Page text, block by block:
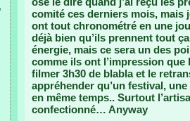
comité ces derniers mois, mais
ont tout chronométré en une
déjà bien qu’ils prennent tout
énergie, mais ce sera un des
comme ils ont l’impression
filmer 3h30 de blabla et le
appréhender qu’un festival,
en même temps.. Surtout
confectionné… Anyway